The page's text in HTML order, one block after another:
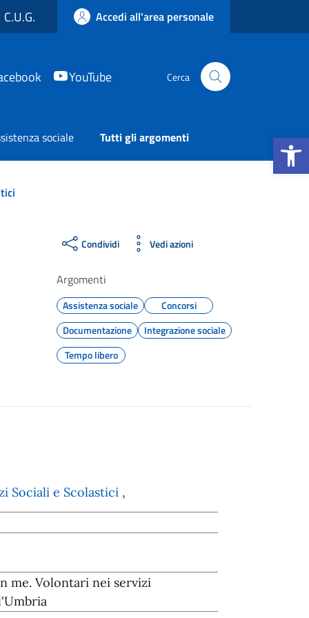
Apri la
C.U.G. Accedi all'area personale
YouTube Cerca
sociale Tutti gli argomenti
Condividi Vedi azioni
Argomenti
Assistenza sociale
Concorsi
Documentazione
Integrazione sociale
Tempo libero
Sociali e Scolastici ,
me. Volontari nei servizi